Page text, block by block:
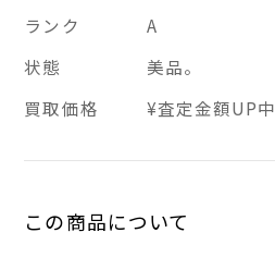
ランク
A
状態
美品。
買取価格
¥査定金額UP中
この商品について